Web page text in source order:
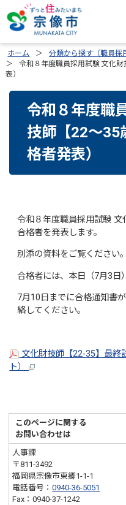
ホーム 分類から探す（職員採
令和８年度職員採用試験 文化
表）
令和８年度職
技師【22～35
格者発表）
令和８年度職員採用試験
合格者を発表します。
別添の資料をご覧ください。
合格者には、本日（7月3日
7月10日までに合格通知書
絡してください。
文化財技師【22-35】最終
ト）
このページに関する
お問い合わせは
人事課
〒811-3492
福岡県宗像市東郷1-1-1
電話番号：0940-36-5051
Fax：0940-37-1242